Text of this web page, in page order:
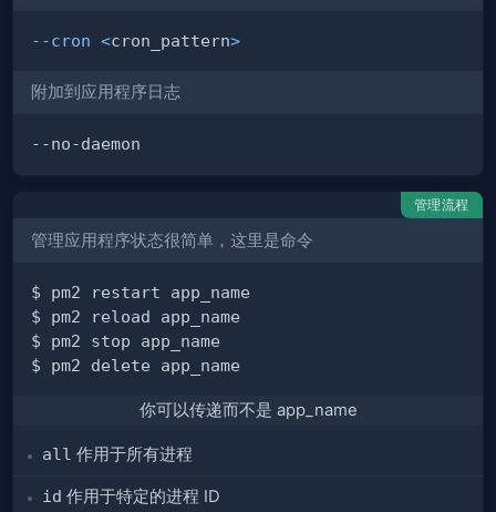
--cron <cron_pattern>
附加到应用程序日志
管理流程
管理应用程序状态很简单，这里是命令
你可以传递而不是 app_name
all 作用于所有进程
id 作用于特定的进程 ID